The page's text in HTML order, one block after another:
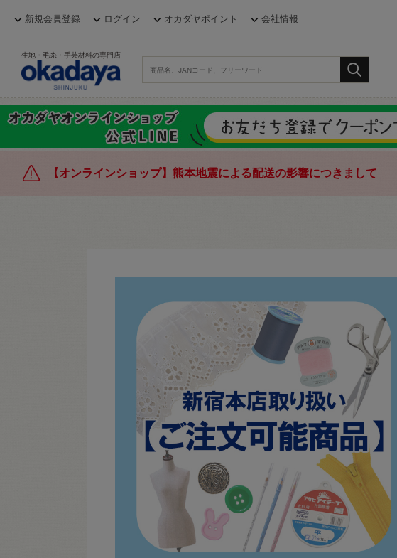
新規会員登録 ログイン オカダヤポイント 会社情報
生地・毛糸・手芸材料の専門店
【オンラインショップ】熊本地震による配送の影響につきまして